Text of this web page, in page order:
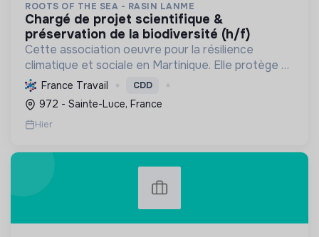
ROOTS OF THE SEA - RASIN LANME
chargé de projet scientifique &
préservation de la biodiversité (h/f)
Cette association oeuvre pour la résilience
climatique et sociale en Martinique. Elle protège et
restaure les écosystèmes marins et côtiers,
sensibilise le public et mobilise les citoyens pour un
aven...
France Travail CDD
972 - Sainte-Luce, France
Hier